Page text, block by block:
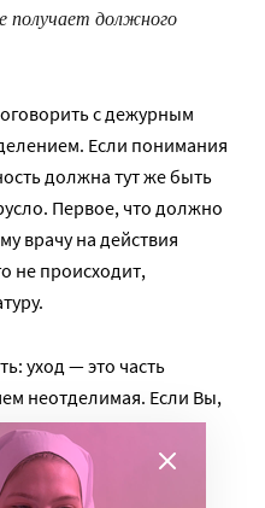
получает должного
с дежурным
Если понимания
должна тут же быть
Первое, что должно
врачу на действия
не происходит,
уход — это часть
неотделимая. Если Вы,
по пролежням, вы там
с точки зрения
у нас бесплатная,